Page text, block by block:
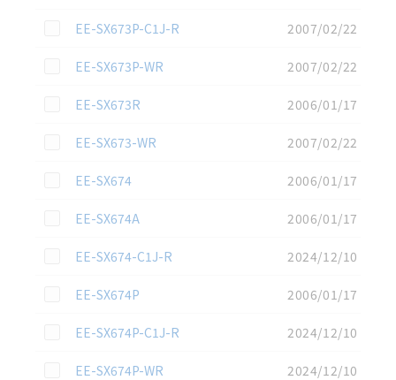
この資料を選択
EE-SX673P-C1J-R
2007/02/22
この資料を選択
EE-SX673P-WR
2007/02/22
この資料を選択
EE-SX673R
2006/01/17
この資料を選択
EE-SX673-WR
2007/02/22
この資料を選択
EE-SX674
2006/01/17
この資料を選択
EE-SX674A
2006/01/17
この資料を選択
EE-SX674-C1J-R
2024/12/10
この資料を選択
EE-SX674P
2006/01/17
この資料を選択
EE-SX674P-C1J-R
2024/12/10
この資料を選択
EE-SX674P-WR
2024/12/10